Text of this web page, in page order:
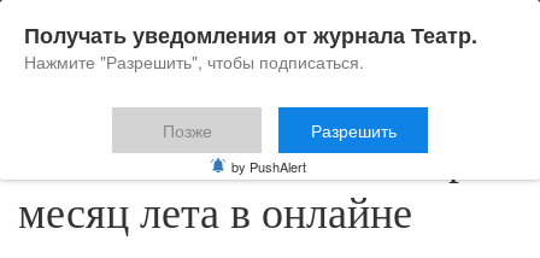
28 июня — 4 июля: второй
месяц лета в онлайне
Получать уведомления от журнала Театр.
Нажмите "Разрешить", чтобы подписаться.
Позже Разрешить
by PushAlert